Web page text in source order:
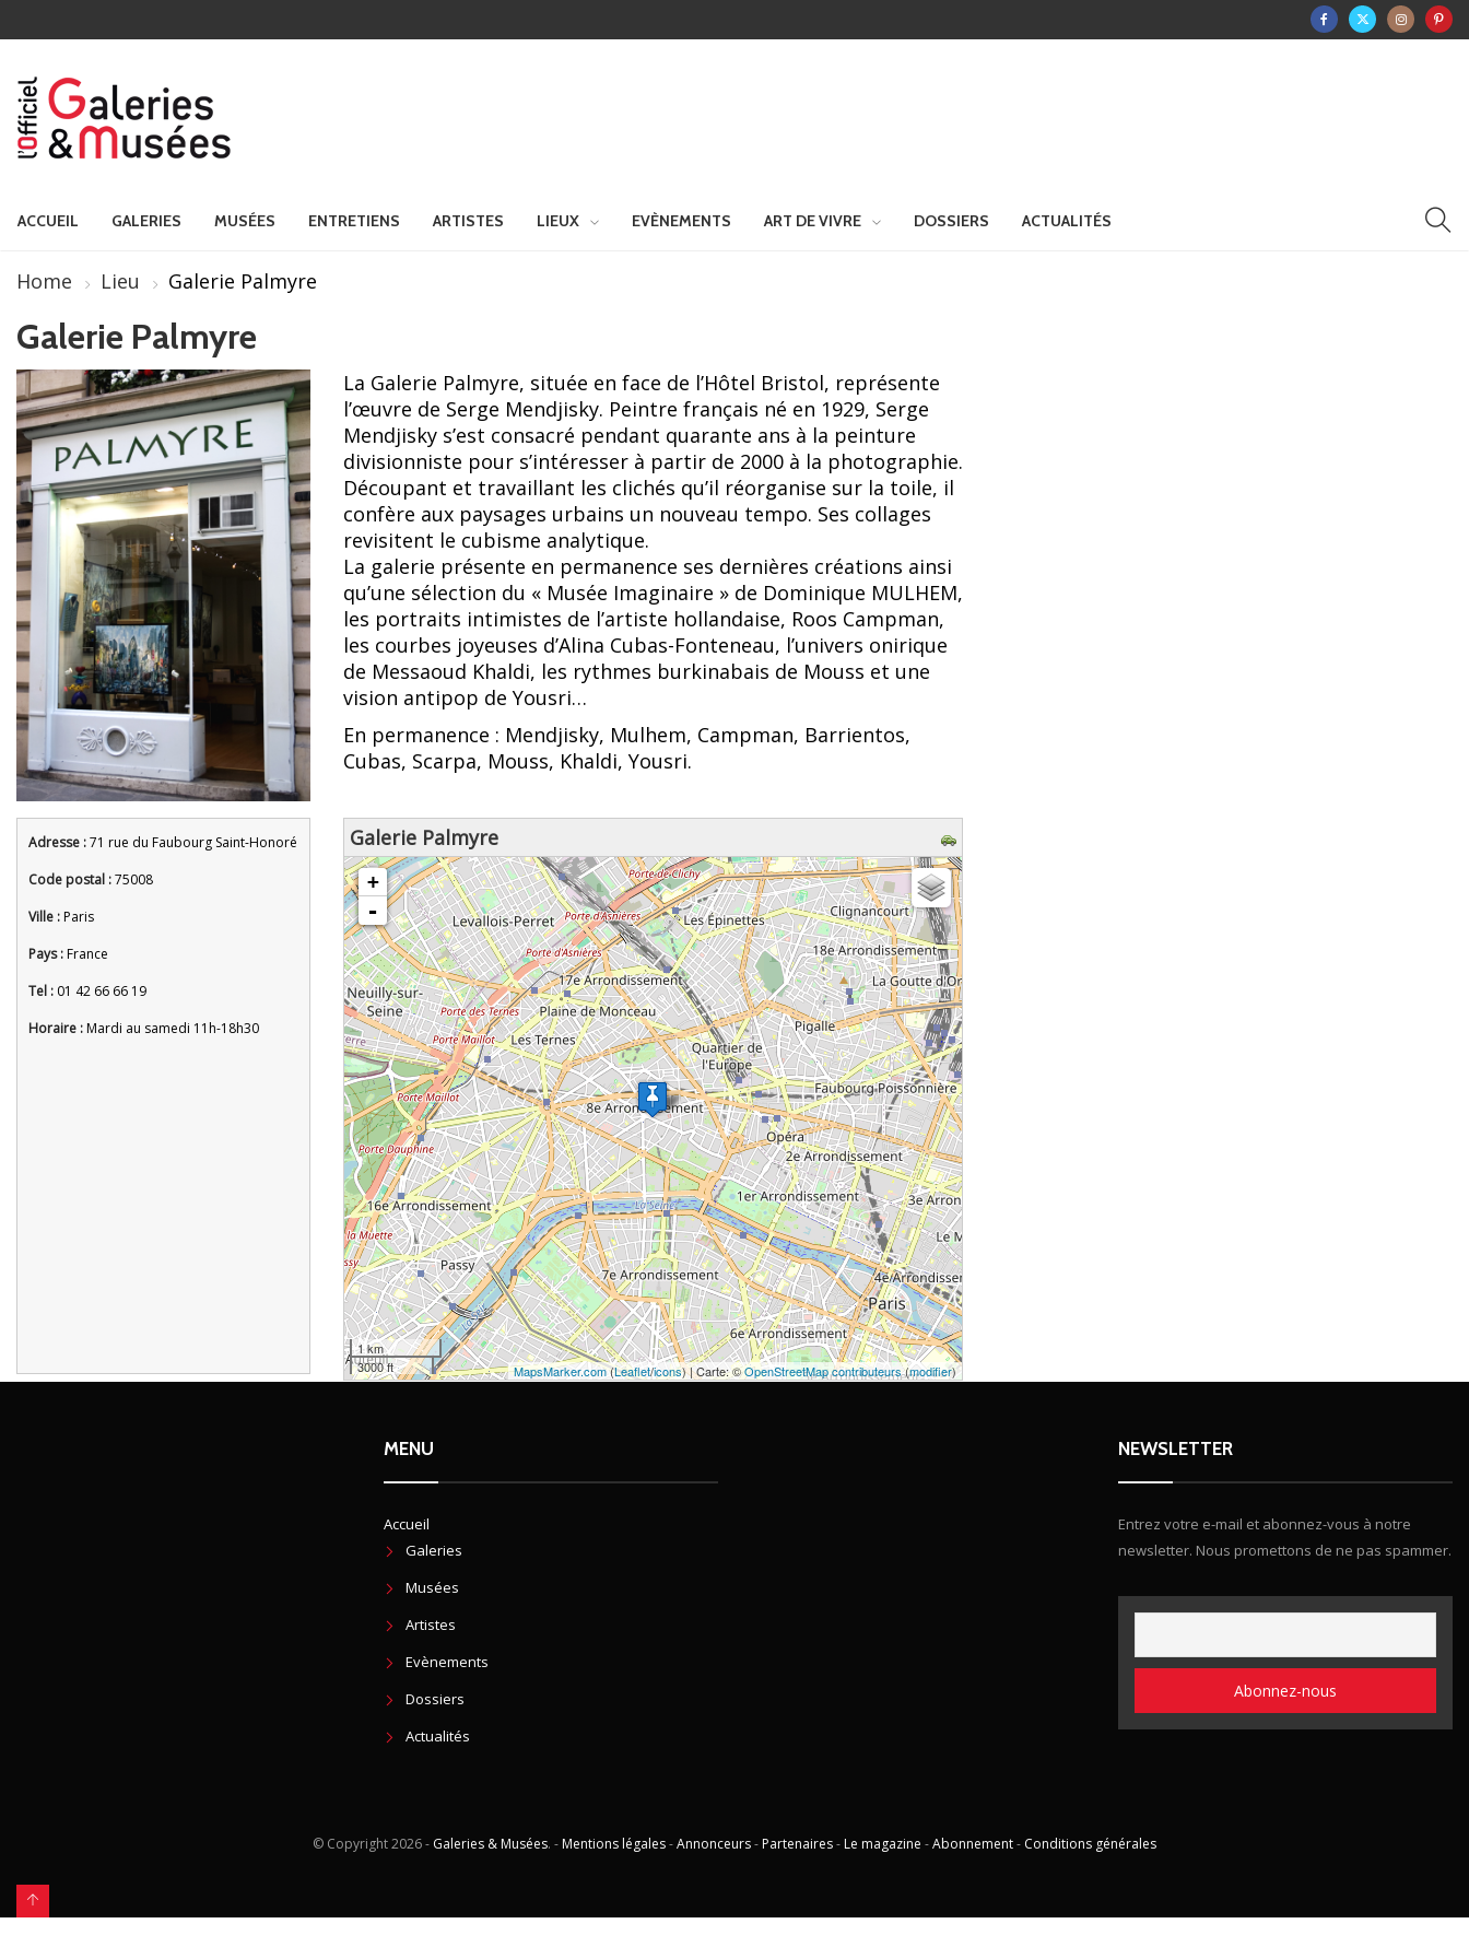
ACCUEIL GALERIES MUSÉES ENTRETIENS ARTISTES LIEUX EVÈNEMENTS ART DE VIVRE DOSSIERS ACTUALITÉS
Home Lieu Galerie Palmyre
Galerie Palmyre
La Galerie Palmyre, située en face de l’Hôtel Bristol, représente
l’œuvre de Serge Mendjisky. Peintre français né en 1929, Serge
Mendjisky s’est consacré pendant quarante ans à la peinture
divisionniste pour s’intéresser à partir de 2000 à la photographie.
Découpant et travaillant les clichés qu’il réorganise sur la toile, il
confère aux paysages urbains un nouveau tempo. Ses collages
revisitent le cubisme analytique.
La galerie présente en permanence ses dernières créations ainsi
qu’une sélection du « Musée Imaginaire » de Dominique MULHEM,
les portraits intimistes de l’artiste hollandaise, Roos Campman,
les courbes joyeuses d’Alina Cubas-Fonteneau, l’univers onirique
de Messaoud Khaldi, les rythmes burkinabais de Mouss et une
vision antipop de Yousri…
En permanence : Mendjisky, Mulhem, Campman, Barrientos,
Cubas, Scarpa, Mouss, Khaldi, Yousri.
Adresse :71 rue du Faubourg Saint-Honoré
Code postal :75008
Ville :Paris
Pays :France
Tel : 01 42 66 66 19
Horaire :Mardi au samedi 11h-18h30
Galerie Palmyre
chargement de la carte - veuillez patienter...
+
-
1 km
3000 ft
MapsMarker.com(Leaflet/icons) | Carte: ©OpenStreetMap contributeurs(modifier)
MENU
Accueil
Galeries
Musées
Artistes
Evènements
Dossiers
Actualités
NEWSLETTER
Entrez votre e-mail et abonnez-vous à notre
newsletter. Nous promettons de ne pas spammer.
© Copyright2026 - Galeries & Musées. - Mentions légales-Annonceurs- Partenaires- Le magazine -Abonnement- Conditions générales